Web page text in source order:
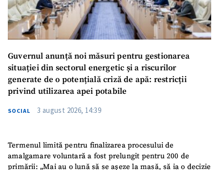
Guvernul anunță noi măsuri pentru gestionarea
situației din sectorul energetic și a riscurilor
generate de o potențială criză de apă: restricții
privind utilizarea apei potabile
SOCIAL 3 august 2026, 14:39
Termenul limită pentru finalizarea procesului de
amalgamare voluntară a fost prelungit pentru 200 de
primării: „Mai au o lună să se așeze la masă, să ia o decizie